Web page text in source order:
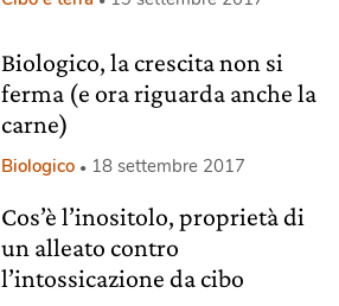
Biologico, la crescita non si
ferma (e ora riguarda anche la
carne)
Biologico 18 settembre 2017
Cos’è l’inositolo, proprietà di
un alleato contro
l’intossicazione da cibo